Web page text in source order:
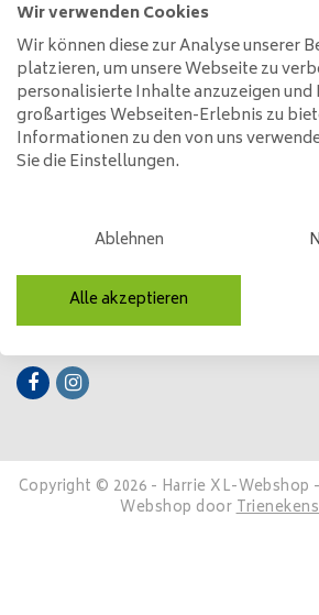
Keine Produkte gefunden!...
Kundendienst
Kategorien
Kontakt
Copyright © 2026 - Harrie XL-
Webshop door
Wir verwenden Cookies
Wir können diese zur Analyse unserer
platzieren, um unsere Webseite zu
personalisierte Inhalte anzuzeigen und
großartiges Webseiten-Erlebnis zu
Informationen zu den von uns
Sie die Einstellungen.
Ablehnen
Alle akzeptieren